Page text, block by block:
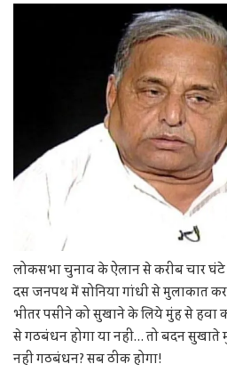
लोकसभा चुनाव के ऐलान से करीब चार
दस जनपथ में सोनिया गांधी से मुलाकात
भीतर पसीने को सुखाने के लिये मुंह से हवा
से गठबंधन होगा या नहीं… तो बदन
नहीं गठबंधन? सब ठीक होगा!